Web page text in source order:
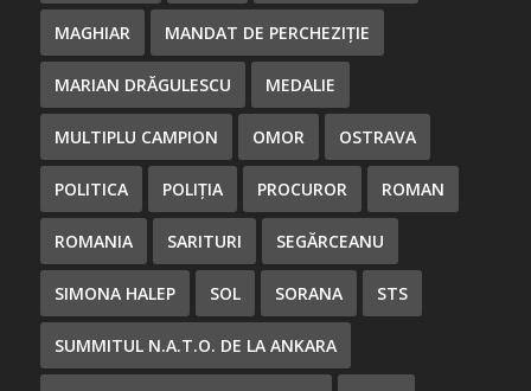
MAGHIAR MANDAT DE PERCHEZIȚIE
MARIAN DRĂGULESCU MEDALIE
MULTIPLU CAMPION OMOR OSTRAVA
POLITICA POLIȚIA PROCUROR ROMAN
ROMANIA SARITURI SEGĂRCEANU
SIMONA HALEP SOL SORANA STS
SUMMITUL N.A.T.O. DE LA ANKARA